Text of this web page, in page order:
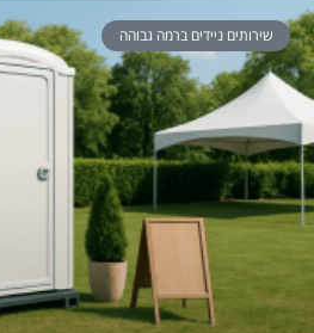
שירותים ניידים ברמה גבוהה